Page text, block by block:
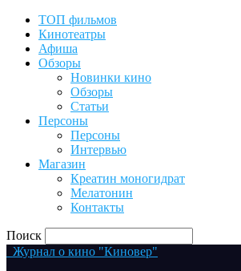
ТОП фильмов
Кинотеатры
Афиша
Обзоры
Новинки кино
Обзоры
Статьи
Персоны
Персоны
Интервью
Магазин
Креатин моногидрат
Мелатонин
Контакты
Поиск
Журнал о кино "Киновер"